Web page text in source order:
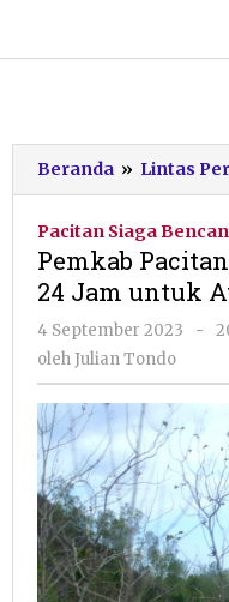
konten
Beranda » Lintas
Pacitan Siaga
Pemkab
24 Jam untuk
4 September 2023
oleh
-
oleh Julian Tondo